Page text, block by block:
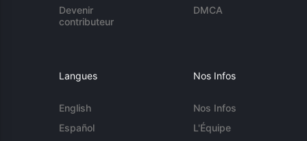
Devenir
contributeur
DMCA
Langues
English
Español
Nos Infos
Nos Infos
L'Équipe